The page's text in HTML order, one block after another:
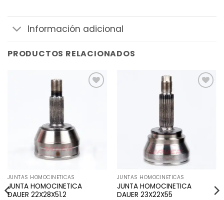
Información adicional
PRODUCTOS RELACIONADOS
JUNTAS HOMOCINETICAS
JUNTA HOMOCINETICA
DAUER 22X28X51.2
JUNTAS HOMOCINETICAS
JUNTA HOMOCINETICA
DAUER 23X22X55